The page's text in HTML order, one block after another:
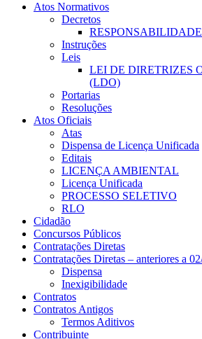
Atos Normativos
Decretos
Instruções
Leis
LEI DE DIRETRIZES
(LDO)
Portarias
Resoluções
Atos Oficiais
Atas
Dispensa de Licença Unificada
Editais
LICENÇA AMBIENTAL
Licença Unificada
PROCESSO SELETIVO
RLO
Cidadão
Concursos Públicos
Contratações Diretas
Contratações Diretas – anteriores a
Dispensa
Inexigibilidade
Contratos
Contratos Antigos
Termos Aditivos
Contribuinte